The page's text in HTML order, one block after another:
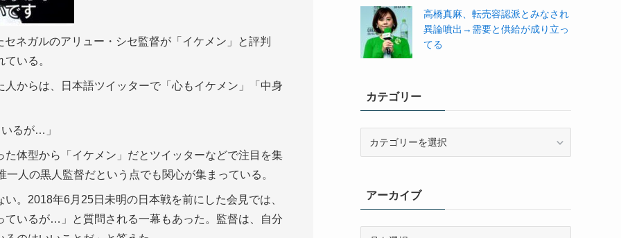
ネガルのアリュー・シセ監督が「イケメン」と評判
いる。
からは、日本語ツイッターで「心もイケメン」「中身
るが…」
体型から「イケメン」だとツイッターなどで注目を集
人の黒人監督だという点でも関心が集まっている。
。2018年6月25日未明の日本戦を前にした会見では、
ているが…」と質問される一幕もあった。監督は、自分
高橋真麻、転売容認派とみなされ
異論噴出→需要と供給が成り立っ
てる
カテゴリー
ーアーカイブ